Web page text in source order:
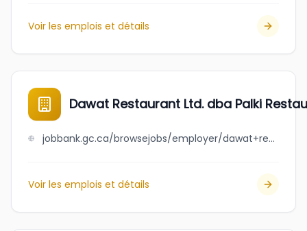
Voir les emplois et détails
Dawat Restaurant Ltd. dba Palki
jobbank.gc.ca/browsejobs/employer/dawat+restaurant+ltd.+dba+palki+restaurant/ca
Voir les emplois et détails